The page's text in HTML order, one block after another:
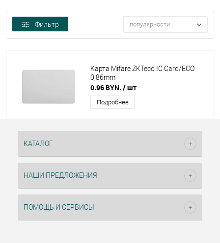
Фильтр популярности
Карта Mifare ZKTeco IC Card/ECO
0,86mm
0.96 BYN. / шт
Подробнее
КАТАЛОГ
НАШИ ПРЕДЛОЖЕНИЯ
ПОМОЩЬ И СЕРВИСЫ